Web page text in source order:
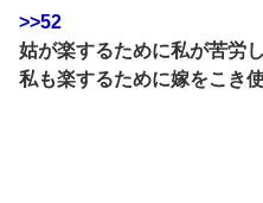
>>52
姑が楽するために私が苦労
私も楽するために嫁をこき